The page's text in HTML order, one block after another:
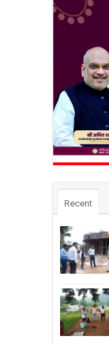
Recent